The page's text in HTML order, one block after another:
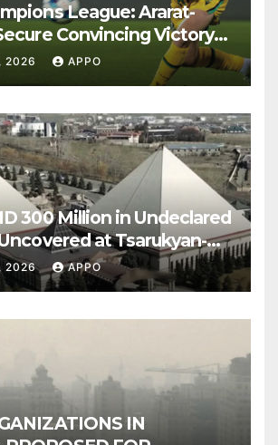
League: Ararat-
Convincing Victory
Rovers 2-0
2026 APPO
300 Million in Undeclared
at Tsarukyan-
Center
2026 APPO
IN